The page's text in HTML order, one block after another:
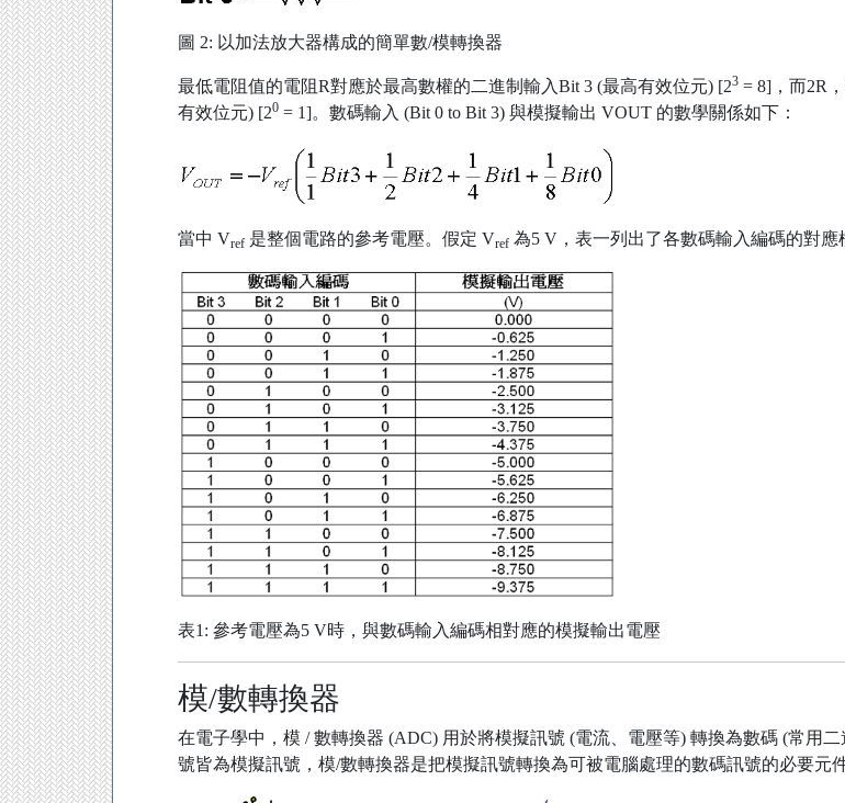
圖 2: 以加法放大器構成的簡單數/模轉換器
最低電阻值的電阻R對應於最高數權的二進制輸入Bit 3 (最高有效位元) [23 = 8]，而2R
有效位元) [20 = 1]。數碼輸入 (Bit 0 to Bit 3) 與模擬輸出 VOUT 的數學關係如下：
當中 Vref 是整個電路的參考電壓。假定 Vref 為5 V，表一列出了各數碼輸入編碼的對應
表1: 參考電壓為5 V時，與數碼輸入編碼相對應的模擬輸出電壓
模/數轉換器
在電子學中，模 / 數轉換器 (ADC) 用於將模擬訊號 (電流、電壓等) 轉換為數碼 (常用
號皆為模擬訊號，模/數轉換器是把模擬訊號轉換為可被電腦處理的數碼訊號的必要元